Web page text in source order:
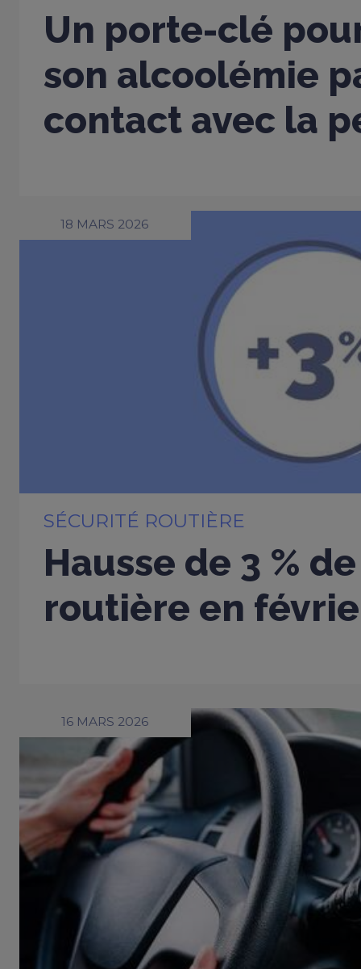
Un porte-clé
son alcoolémie
contact avec la
18 MARS 2026
SÉCURITÉ ROUTIÈRE
Hausse de 3 %
routière en
16 MARS 2026